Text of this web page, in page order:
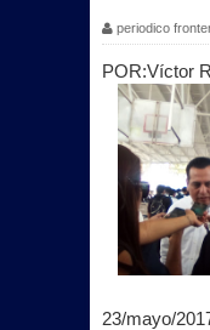
periodico
POR:Víctor
23/mayo/